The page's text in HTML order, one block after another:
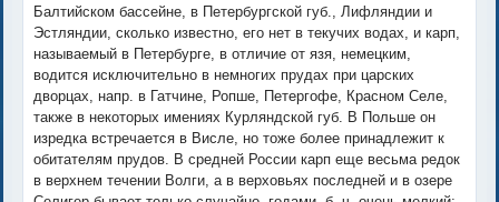
Балтийском бассейне, в Петербургской губ., Лифляндии и
Эстляндии, сколько известно, его нет в текучих водах, и карп,
называемый в Петербурге, в отличие от язя, немецким,
водится исключительно в немногих прудах при царских
дворцах, напр. в Гатчине, Ропше, Петергофе, Красном Селе,
также в некоторых имениях Курляндской губ. В Польше он
изредка встречается в Висле, но тоже более принадлежит к
обитателям прудов. В средней России карп еще весьма редок
в верхнем течении Волги, а в верховьях последней и в озере